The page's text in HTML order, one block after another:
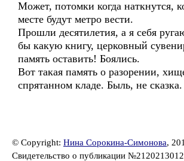
Может, потомки когда наткнутся,
месте будут метро вести.
Прошли десятилетия, а я себя
бы какую книгу, церковный
память оставить! Боялись.
Вот такая память о разорении,
спрятанном кладе. Быль, не сказка.
© Copyright: Нина Сорокина-Симонова,
Свидетельство о публикации